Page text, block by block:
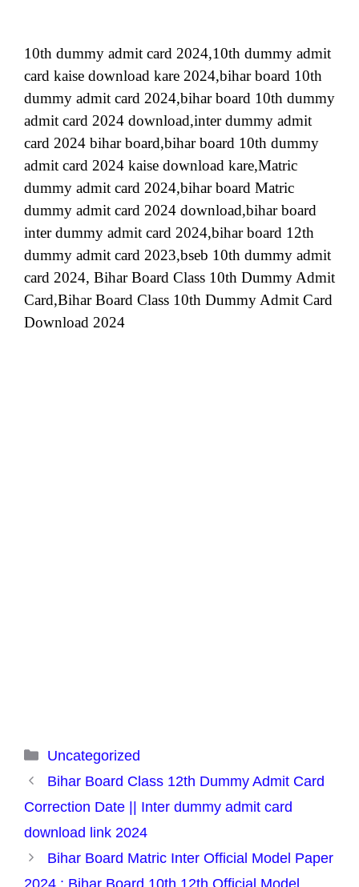
10th dummy admit card 2024,10th dummy admit
card kaise download kare 2024,bihar board 10th
dummy admit card 2024,bihar board 10th dummy
admit card 2024 download,inter dummy admit
card 2024 bihar board,bihar board 10th dummy
admit card 2024 kaise download kare,Matric
dummy admit card 2024,bihar board Matric
dummy admit card 2024 download,bihar board
inter dummy admit card 2024,bihar board 12th
dummy admit card 2023,bseb 10th dummy admit
card 2024, Bihar Board Class 10th Dummy Admit
Card,Bihar Board Class 10th Dummy Admit Card
Download 2024
Categories
Uncategorized
Bihar Board Class 12th Dummy Admit Card
Correction Date || Inter dummy admit card
download link 2024
Bihar Board Matric Inter Official Model Paper
2024 : Bihar Board 10th 12th Official Model